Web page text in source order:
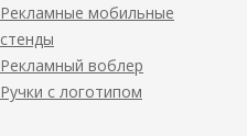
Рекламные мобильные
стенды
Рекламный воблер
Ручки с логотипом